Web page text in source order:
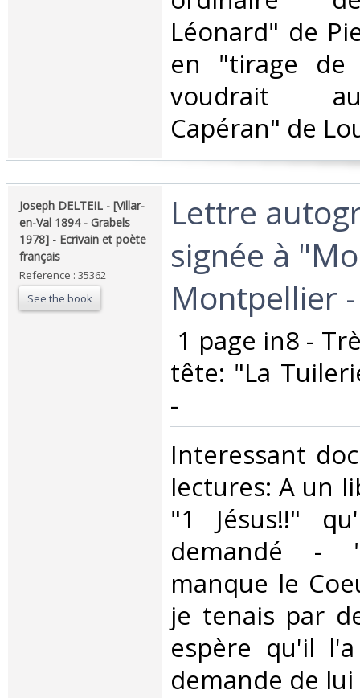
Léonard" de
en "tirage
voudrait
Capéran" de
‎Joseph DELTEIL - [Villar-
en-Val 1894 - Grabels
1978] - Ecrivain et poète
français‎
Reference : 35362
See the book
‎Lettre
signée à
Montpellier
1 page in8 -
tête: "La
-‎
‎Interessant
lectures: A un
"1 Jésus!!"
demandé -
manque le
je tenais par
espère qu'il
demande de